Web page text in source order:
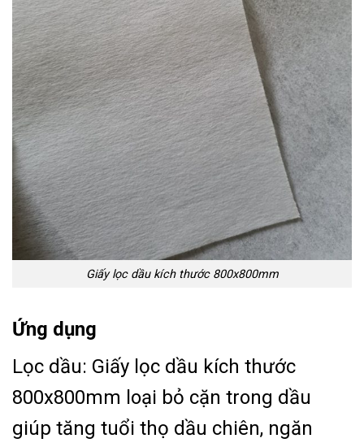
Giấy lọc dầu kích thước 800x800mm
Ứng dụng
Lọc dầu: Giấy lọc dầu kích thước
800x800mm loại bỏ cặn trong dầu
giúp tăng tuổi thọ dầu chiên, ngăn